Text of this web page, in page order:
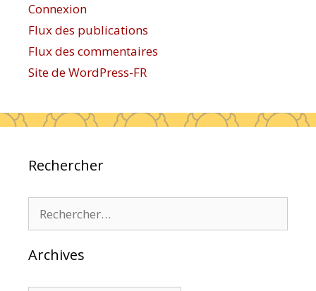
Connexion
Flux des publications
Flux des commentaires
Site de WordPress-FR
Rechercher
Archives